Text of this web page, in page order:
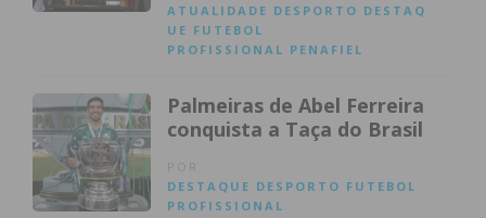
ATUALIDADE DESPORTO DESTAQ
UE FUTEBOL
PROFISSIONAL PENAFIEL
Palmeiras de Abel Ferreira
conquista a Taça do Brasil
DESTAQUE DESPORTO FUTEBOL
PROFISSIONAL